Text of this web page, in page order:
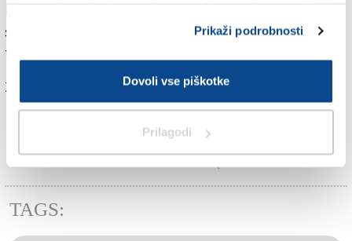
Prikaži podrobnosti
Dovoli vse piškotke
Prilagodi
statini, ki so danes poznani po tem, da zmanjšujejo
tveganje razvoja srčnih bolezni.«
Za branje in pisanje komentarjevje potrebna prijava
TAGS: